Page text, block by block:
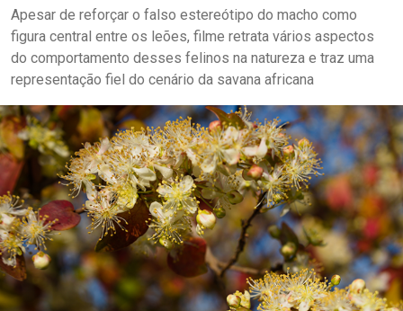
Apesar de reforçar o falso estereótipo do macho como
figura central entre os leões, filme retrata vários aspectos
do comportamento desses felinos na natureza e traz uma
representação fiel do cenário da savana africana